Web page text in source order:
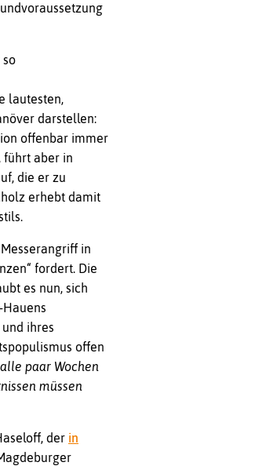
so
lautesten,
darstellen:
offenbar immer
führt aber in
die er zu
erhebt damit
in
fordert. Die
es nun, sich
ihres
offen
paar Wochen
müssen
der in